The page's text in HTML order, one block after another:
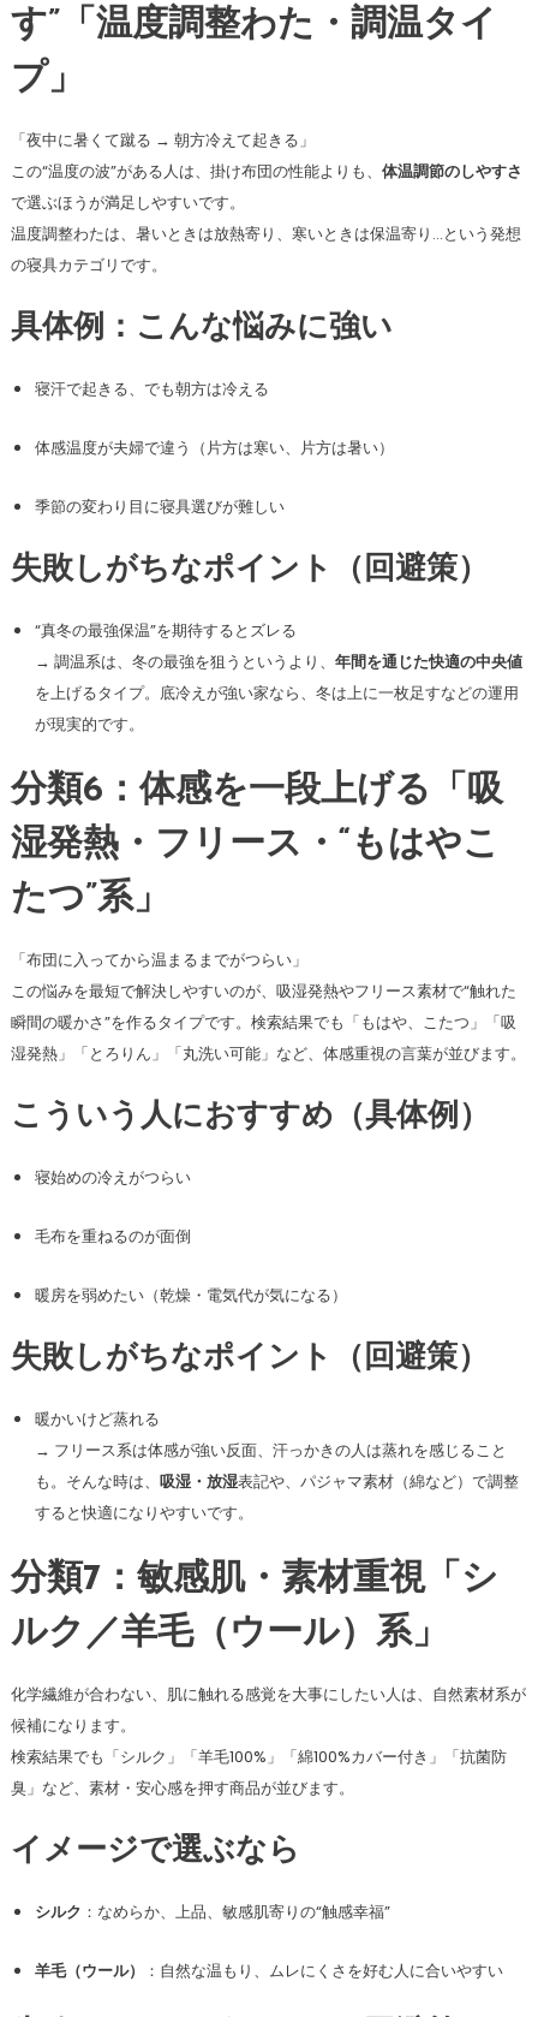
す”「温度調整わた・調温タイ
プ」
「夜中に暑くて蹴る → 朝方冷えて起きる」
この“温度の波”がある人は、掛け布団の性能よりも、 体温調節のしやすさ
で選ぶほうが満足しやすいです。
温度調整わたは、暑いときは放熱寄り、寒いときは保温寄り…という発想
の寝具カテゴリです。
具体例：こんな悩みに強い
寝汗で起きる、でも朝方は冷える
体感温度が夫婦で違う（片方は寒い、片方は暑い）
季節の変わり目に寝具選びが難しい
失敗しがちなポイント（回避策）
“真冬の最強保温”を期待するとズレる
→ 調温系は、冬の最強を狙うというより、 年間を通じた快適の中央値
を上げるタイプ。底冷えが強い家なら、冬は上に一枚足すなどの運用
が現実的です。
分類6：体感を一段上げる「吸
湿発熱・フリース・“もはやこ
たつ”系」
「布団に入ってから温まるまでがつらい」
この悩みを最短で解決しやすいのが、吸湿発熱やフリース素材で“触れた
瞬間の暖かさ”を作るタイプです。検索結果でも「もはや、こたつ」「吸
湿発熱」「とろりん」「丸洗い可能」など、体感重視の言葉が並びます。
こういう人におすすめ（具体例）
寝始めの冷えがつらい
毛布を重ねるのが面倒
暖房を弱めたい（乾燥・電気代が気になる）
失敗しがちなポイント（回避策）
暖かいけど蒸れる
→ フリース系は体感が強い反面、汗っかきの人は蒸れを感じること
も。そんな時は、 吸湿・放湿表記や、パジャマ素材（綿など）で調整
すると快適になりやすいです。
分類7：敏感肌・素材重視「シ
ルク／羊毛（ウール）系」
化学繊維が合わない、肌に触れる感覚を大事にしたい人は、自然素材系が
候補になります。
検索結果でも「シルク」「羊毛100%」「綿100%カバー付き」「抗菌防
臭」など、素材・安心感を押す商品が並びます。
イメージで選ぶなら
シルク ：なめらか、上品、敏感肌寄りの“触感幸福”
羊毛（ウール） ：自然な温もり、ムレにくさを好む人に合いやすい